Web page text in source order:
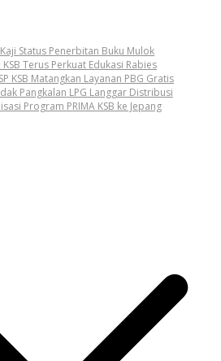
Status Penerbitan Buku Mulok
Terus Perkuat Edukasi Rabies
KSB Matangkan Layanan PBG Gratis
Pangkalan LPG Langgar Distribusi
Program PRIMA KSB ke Jepang